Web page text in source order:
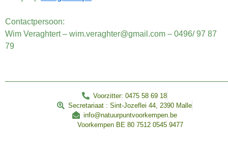
Contactpersoon:
Wim Veraghtert – wim.veraghter@gmail.com – 0496/ 97 87
79
Voorzitter: 0475 58 69 18
Secretariaat : Sint-Jozeflei 44, 2390 Malle
info@natuurpuntvoorkempen.be
Voorkempen BE 80 7512 0545 9477